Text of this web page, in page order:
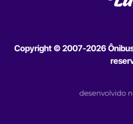
Copyright © 2007-2026